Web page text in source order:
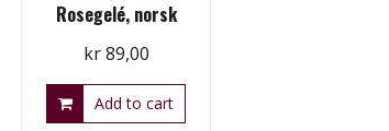
Rosegelé, norsk
kr89,00
Add to cart